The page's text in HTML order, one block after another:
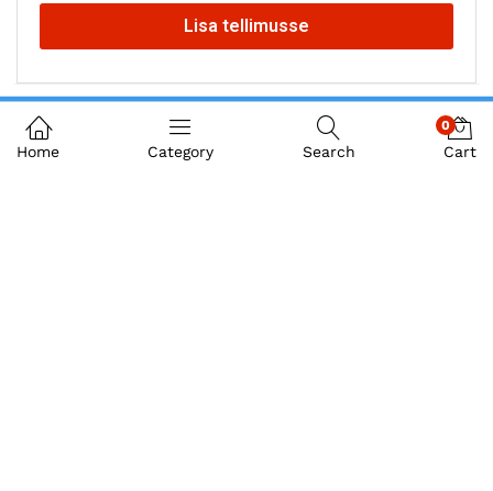
Lisa tellimusse
Home Category Search
0
Cart